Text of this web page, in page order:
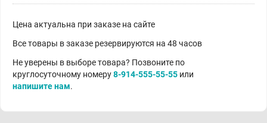
Цена актуальна при заказе на сайте
Все товары в заказе резервируются на 48 часов
Не уверены в выборе товара? Позвоните по
круглосуточному номеру8-914-555-55-55 или
напишите нам.